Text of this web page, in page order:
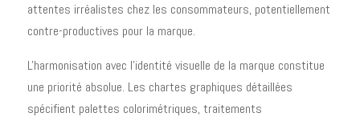
attentes irréalistes chez les consommateurs, potentiellement
contre-productives pour la marque.
L'harmonisation avec l'identité visuelle de la marque constitue
une priorité absolue. Les chartes graphiques détaillées
spécifient palettes colorimétriques, traitements